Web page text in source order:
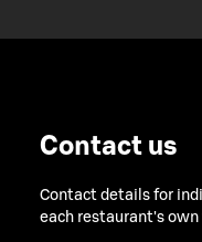
Contact us
Contact details for
each restaurant's